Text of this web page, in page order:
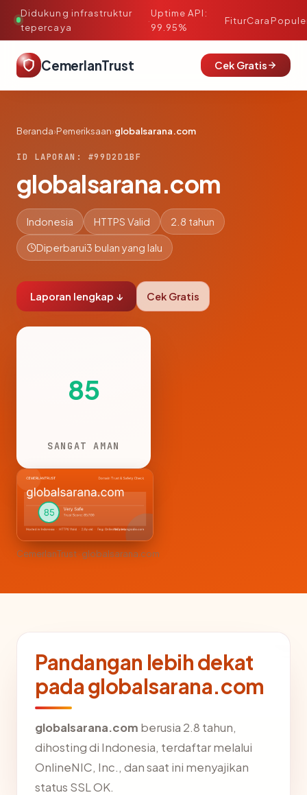
Didukung infrastruktur
tepercaya
·
Uptime API:
99.95%
FiturCara
CemerlanTrust Cek Gratis
Beranda›Pemeriksaan›globalsarana.com
ID LAPORAN: #99D2D1BF
globalsarana.com
Indonesia HTTPS Valid 2.8 tahun
Diperbarui3 bulan yang lalu
Laporan lengkap ↓ Cek Gratis
85
SANGAT AMAN
CemerlanTrust · globalsarana.com
Pandangan lebih dekat
pada globalsarana.com
globalsarana.com berusia 2.8 tahun,
dihosting di Indonesia, terdaftar melalui
OnlineNIC, Inc., dan saat ini menyajikan
status SSL OK.